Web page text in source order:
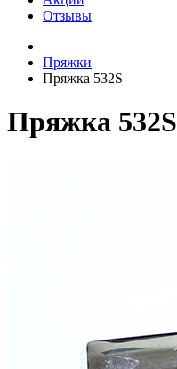
Отзывы
Пряжки
Пряжка 532S
Пряжка 532S